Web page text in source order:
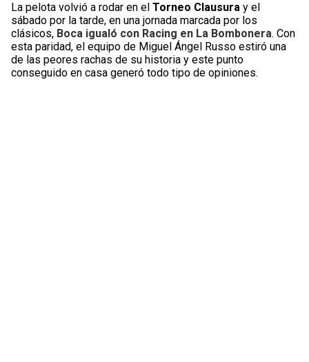
La pelota volvió a rodar en elTorneo Clausura y el
sábado por la tarde, en una jornada marcada por los
clásicos, Boca igualó con Racing en La Bombonera. Con
esta paridad, el equipo de Miguel Ángel Russo estiró una
de las peores rachas de su historia y este punto
conseguido en casa generó todo tipo de opiniones.